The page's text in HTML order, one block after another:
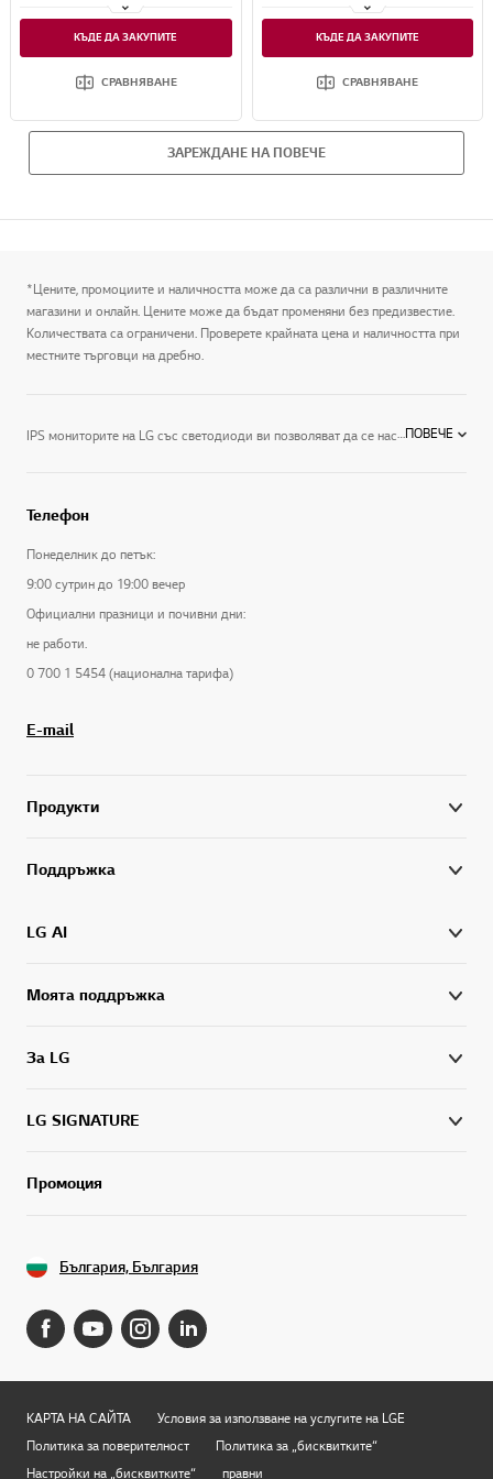
DisplayHDR™ 400 с DCI-P3 95%
КЪДЕ ДА ЗАКУПИТЕ
СРАВНЯВАНЕ
NVIDIA®G-SYNC®Compatible / AMD FreeSync™ Premium / VESA Certified AdaptiveSync
КЪДЕ ДА ЗАКУПИТЕ
СРАВНЯВАНЕ
ЗАРЕЖДАНЕ НА ПОВЕЧЕ
*Цените, промоциите и наличността може да са различни в различните
магазини и онлайн. Цените може да бъдат променяни без предизвестие.
Количествата са ограничени. Проверете крайната цена и наличността при
местните търговци на дребно.
IPS мониторите на LG със светодиоди ви позволяват да се насладите на дълбоки черни тонове и ослепително ярки цветове. Мониторите на LG разполагат и с технология против трептене и ниски емисии на синя светлина, които защитават очите ви, без да компрометират качеството на изображението.ПОВЕЧЕ
Телефон
Понеделник до петък:
9:00 сутрин до 19:00 вечер
Официални празници и почивни дни:
не работи.
0 700 1 5454 (национална тарифа)
E-mail
Продукти
Поддръжка
LG AI
Моята поддръжка
За LG
LG SIGNATURE
Промоция
България, България
КАРТА НА САЙТА
Условия за използване на услугите на LGE
Политика за поверителност
Политика за „бисквитките“
Настройки на „бисквитките“
правни